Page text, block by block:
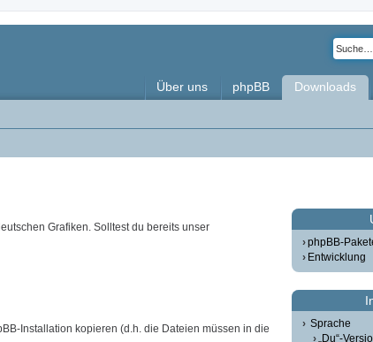
Über uns phpBB Downloads
Grafiken. Solltest du bereits unser
Installation kopieren (d.h. die Dateien müssen in die
phpBB-
Entwicklung
Sprache
„Du“-